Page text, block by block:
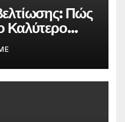
Πώς
Καλύτερο